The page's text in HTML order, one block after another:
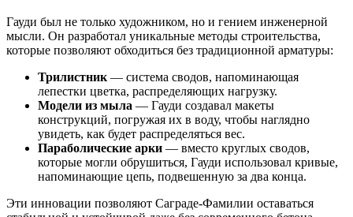
Гауди был не только художником, но и гением инженерной
мысли. Он разработал уникальные методы строительства,
которые позволяют обходиться без традиционной арматуры:
Трилистник — система сводов, напоминающая
лепестки цветка, распределяющих нагрузку.
Модели из мыла — Гауди создавал макеты
конструкций, погружая их в воду, чтобы наглядно
увидеть, как будет распределяться вес.
Параболические арки — вместо круглых сводов,
которые могли обрушиться, Гауди использовал кривые,
напоминающие цепь, подвешенную за два конца.
Эти инновации позволяют Саграде-Фамилии оставаться